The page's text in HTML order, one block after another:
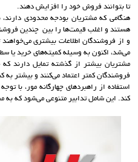
تا بتوانند فروش خود را افزایش دهند.
هنگامی که مشتریان بودجه محدودی
هستند و اغلب قیمت‌ها را بین چندین
و از فروشندگان اطلاعات بیشتری می‌خواهند
می‌شد، اکنون به وسیله کمیته‌های خرید یا
مشتریان بیشتر از گذشته تمایل دارند که
فروشندگان کمتر اعتماد می‌کنند و بیشتر
استفاده از راهبردهای چهارگانه مور،
کند. این شامل تدابیر متنوعی می‌شود که به